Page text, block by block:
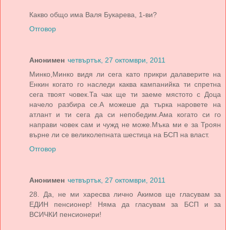
Какво общо има Валя Букарева, 1-ви?
Отговор
Анонимен четвъртък, 27 октомври, 2011
Минко,Минко видя ли сега като прикри далаверите на
Енкин когато го наследи каква кампанийка ти спретна
сега твоят човек.Та чак ще ти заеме мястото с Доца
начело разбира се.А можеше да търка наровете на
атлант и ти сега да си непобедим.Ама когато си го
направи човек сам и чужд не може.Мъка ми е за Троян
върне ли се великолепната шестица на БСП на власт.
Отговор
Анонимен четвъртък, 27 октомври, 2011
28. Да, не ми харесва лично Акимов ще гласувам за
ЕДИН пенсионер! Няма да гласувам за БСП и за
ВСИЧКИ пенсионери!